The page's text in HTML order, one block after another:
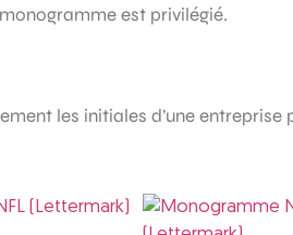
est privilégié.
les initiales d’une entreprise